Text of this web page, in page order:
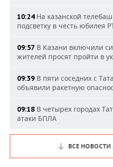
10:24На казанской
подсветку в честь юбилея
09:57 В Казани включили
жителей просят пройти в
09:39 В пяти соседних с
объявили ракетную
09:18 В четырех городах
атаки БПЛА
ВСЕ НОВОСТИ